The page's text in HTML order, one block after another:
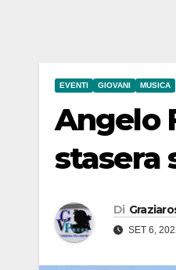
EVENTI GIOVANI MUSICA
Angelo
stasera
Di
SET 6,